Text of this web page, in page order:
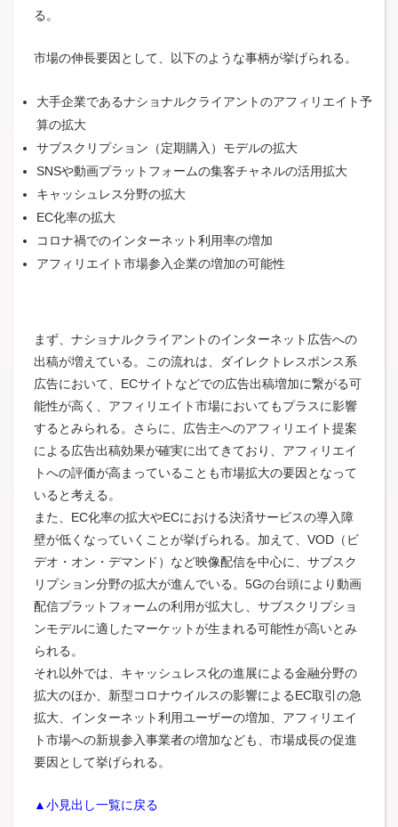
る。
市場の伸長要因として、以下のような事柄が挙げられる。
大手企業であるナショナルクライアントのアフィリエイト予
算の拡大
サブスクリプション（定期購入）モデルの拡大
SNSや動画プラットフォームの集客チャネルの活用拡大
キャッシュレス分野の拡大
EC化率の拡大
コロナ禍でのインターネット利用率の増加
アフィリエイト市場参入企業の増加の可能性
まず、ナショナルクライアントのインターネット広告への
出稿が増えている。この流れは、ダイレクトレスポンス系
広告において、ECサイトなどでの広告出稿増加に繋がる可
能性が高く、アフィリエイト市場においてもプラスに影響
するとみられる。さらに、広告主へのアフィリエイト提案
による広告出稿効果が確実に出てきており、アフィリエイ
トへの評価が高まっていることも市場拡大の要因となって
いると考える。
また、EC化率の拡大やECにおける決済サービスの導入障
壁が低くなっていくことが挙げられる。​加えて、VOD（ビ
デオ・オン・デマンド）など映像配信を中心に、サブスク
リプション分野の拡大が進んでいる。5Gの台頭により動画
配信プラットフォームの利用が拡大し、サブスクリプショ
ンモデルに適したマーケットが生まれる可能性が高いとみ
られる。
それ以外では、キャッシュレス化の進展による金融分野の
拡大のほか、新型コロナウイルスの影響によるEC取引の急
拡大、インターネット利用ユーザーの増加、アフィリエイ
ト市場への新規参入事業者の増加なども、市場成長の促進
要因として挙げられる。
▲小見出し一覧に戻る